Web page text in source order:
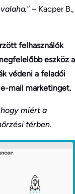
” – Kacper B.,
felhasználók
eszköz a
védeni a feladói
mail marketinget.
miért a
térben.